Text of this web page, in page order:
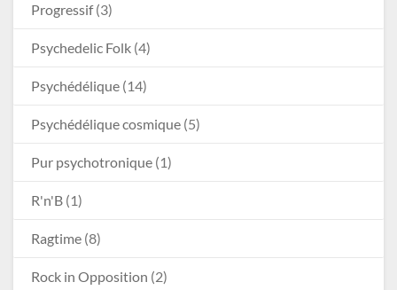
Progressif(3)
Psychedelic Folk (4)
Psychédélique (14)
Psychédélique cosmique (5)
Pur psychotronique (1)
R'n'B (1)
Ragtime (8)
Rock in Opposition (2)